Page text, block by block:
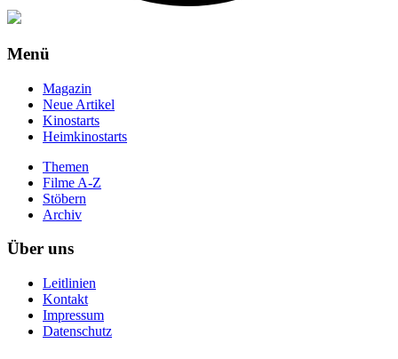
Menü
Magazin
Neue Artikel
Kinostarts
Heimkinostarts
Themen
Filme A-Z
Stöbern
Archiv
Über uns
Leitlinien
Kontakt
Impressum
Datenschutz